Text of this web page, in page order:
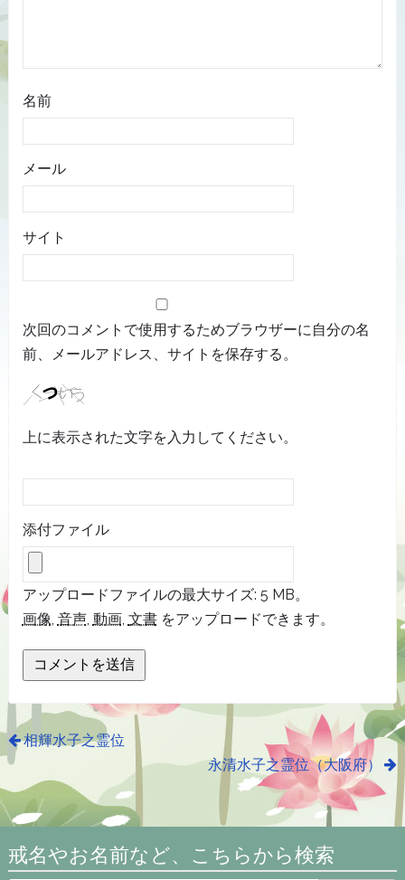
名前
メール
サイト
次回のコメントで使用するためブラウザーに自分の名
前、メールアドレス、サイトを保存する。
上に表示された文字を入力してください。
添付ファイル
アップロードファイルの最大サイズ: 5 MB。
画像, 音声, 動画, 文書をアップロードできます。
相輝水子之霊位
永清水子之霊位（大阪府）
戒名やお名前など、こちらから検索